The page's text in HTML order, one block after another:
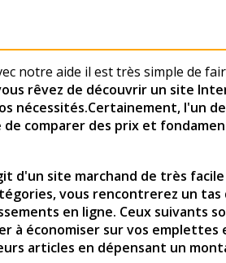
notre aide il est très simple de
rêvez de découvrir un site
nécessités.Certainement, l'un
comparer des prix et
d'un site marchand de très
vous rencontrerez un
en ligne. Ceux suivants
économiser sur vos emplettes
articles en dépensant un